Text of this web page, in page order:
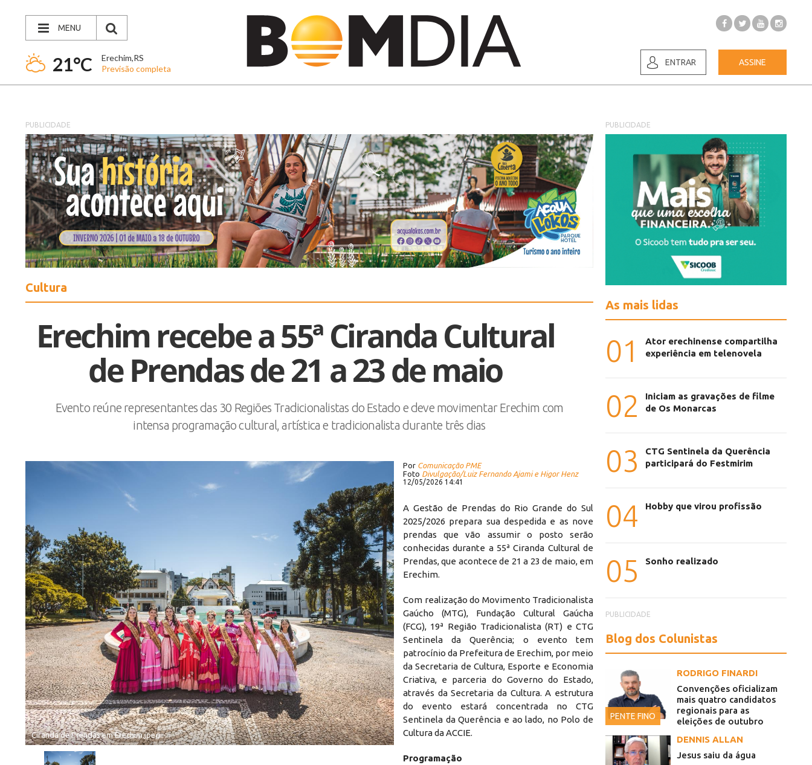
MENU
21°C
Erechim,RS
Previsão completa
ENTRAR ASSINE
PUBLICIDADE
Cultura
Erechim recebe a 55ª Ciranda Cultural
de Prendas de 21 a 23 de maio
Evento reúne representantes das 30 Regiões Tradicionalistas do Estado e deve movimentar Erechim com
intensa programação cultural, artística e tradicionalista durante três dias
Ciranda de Prendas em Erechim.jpeg
Por Comunicação PME
Foto Divulgação/Luiz Fernando Ajami e Higor Henz
12/05/2026 14:41
A Gestão de Prendas do Rio Grande do Sul
2025/2026 prepara sua despedida e as nove
prendas que vão assumir o posto serão
conhecidas durante a 55ª Ciranda Cultural de
Prendas, que acontece de 21 a 23 de maio, em
Erechim.
Com realização do Movimento Tradicionalista
Gaúcho (MTG), Fundação Cultural Gaúcha
(FCG), 19ª Região Tradicionalista (RT) e CTG
Sentinela da Querência; o evento tem
patrocínio da Prefeitura de Erechim, por meio
da Secretaria de Cultura, Esporte e Economia
Criativa, e parceria do Governo do Estado,
através da Secretaria da Cultura. A estrutura
do evento estará concentrada no CTG
Sentinela da Querência e ao lado, no Polo de
Cultura da ACCIE.
Programação
PUBLICIDADE
As mais lidas
01
Ator erechinense compartilha
experiência em telenovela
02
Iniciam as gravações de filme
de Os Monarcas
03
CTG Sentinela da Querência
participará do Festmirim
04 Hobby que virou profissão
05 Sonho realizado
PUBLICIDADE
Blog dos Colunistas
PENTE FINO
RODRIGO FINARDI
Convenções oficializam
mais quatro candidatos
regionais para as
eleições de outubro
DENNIS ALLAN
Jesus saiu da água